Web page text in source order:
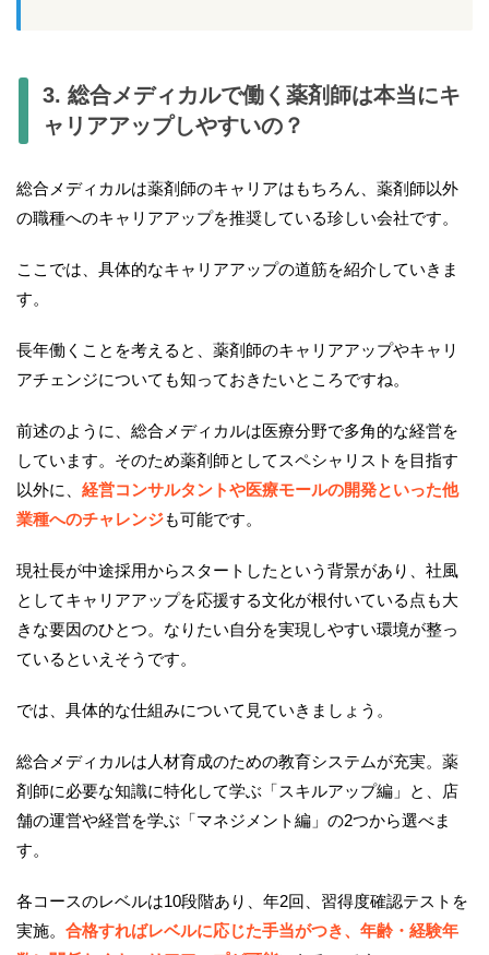
3. 総合メディカルで働く薬剤師は本当にキ
ャリアアップしやすいの？
総合メディカルは薬剤師のキャリアはもちろん、薬剤師以外
の職種へのキャリアアップを推奨している珍しい会社です。
ここでは、具体的なキャリアアップの道筋を紹介していきま
す。
長年働くことを考えると、薬剤師のキャリアアップやキャリ
アチェンジについても知っておきたいところですね。
前述のように、総合メディカルは医療分野で多角的な経営を
しています。そのため薬剤師としてスペシャリストを目指す
以外に、 経営コンサルタントや医療モールの開発といった他
業種へのチャレンジも可能です。
現社長が中途採用からスタートしたという背景があり、社風
としてキャリアアップを応援する文化が根付いている点も大
きな要因のひとつ。なりたい自分を実現しやすい環境が整っ
ているといえそうです。
では、具体的な仕組みについて見ていきましょう。
総合メディカルは人材育成のための教育システムが充実。薬
剤師に必要な知識に特化して学ぶ「スキルアップ編」と、店
舗の運営や経営を学ぶ「マネジメント編」の2つから選べま
す。
各コースのレベルは10段階あり、年2回、習得度確認テストを
実施。 合格すればレベルに応じた手当がつき、年齢・経験年